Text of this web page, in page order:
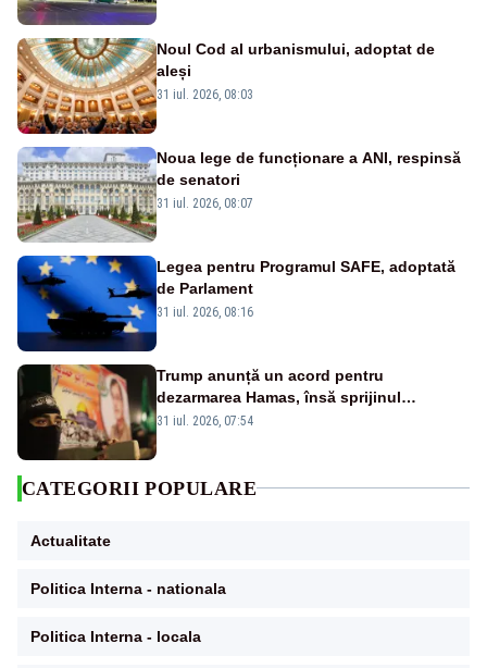
Noul Cod al urbanismului, adoptat de
aleși
31 iul. 2026, 08:03
Noua lege de funcționare a ANI, respinsă
de senatori
31 iul. 2026, 08:07
Legea pentru Programul SAFE, adoptată
de Parlament
31 iul. 2026, 08:16
Trump anunță un acord pentru
dezarmarea Hamas, însă sprijinul
Israelului rămâne incert
31 iul. 2026, 07:54
CATEGORII POPULARE
Actualitate
Politica Interna - nationala
Politica Interna - locala